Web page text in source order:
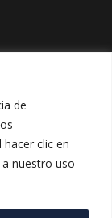
de
clic en
nuestro uso